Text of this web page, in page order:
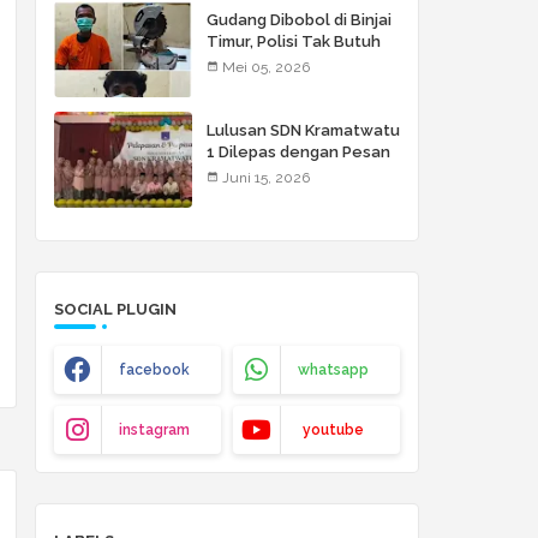
Gudang Dibobol di Binjai
Timur, Polisi Tak Butuh
Waktu Lama: Dua Pelaku
Mei 05, 2026
Lulusan SDN Kramatwatu
1 Dilepas dengan Pesan
Menyentuh: Raihlah
Juni 15, 2026
SOCIAL PLUGIN
facebook whatsapp
instagram youtube